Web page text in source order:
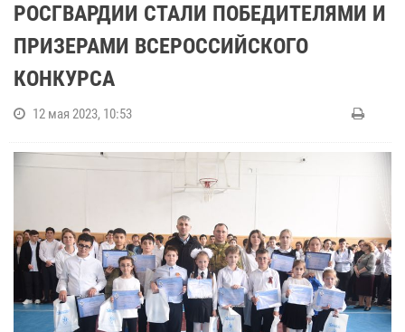
РОСГВАРДИИ СТАЛИ ПОБЕДИТЕЛЯМИ И
ПРИЗЕРАМИ ВСЕРОССИЙСКОГО
КОНКУРСА
12 мая 2023, 10:53